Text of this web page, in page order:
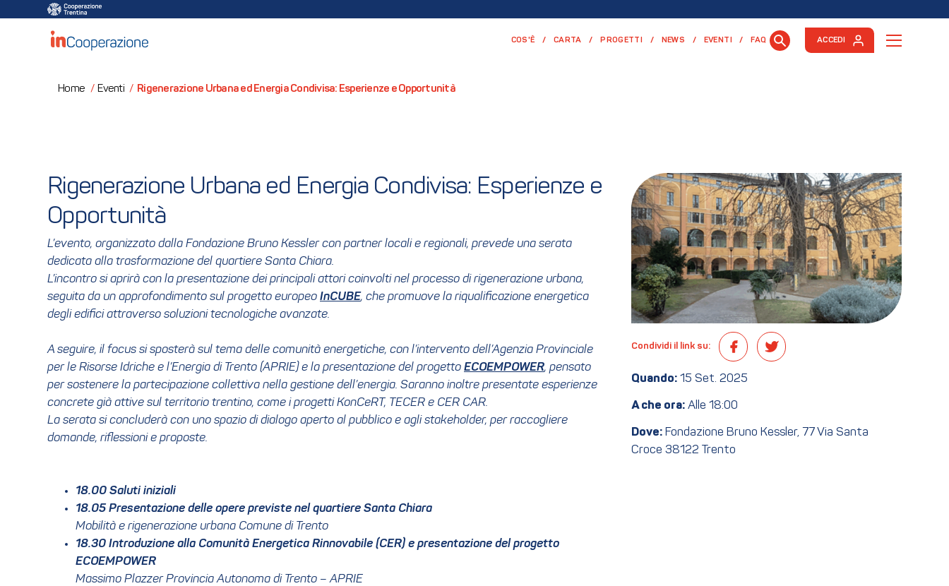
COS'È CARTA PROGETTI NEWS EVENTI FAQ ACCEDI
Home / Eventi / Rigenerazione Urbana ed Energia Condivisa: Esperienze e Opportunità
Rigenerazione Urbana ed Energia Condivisa: Esperienze e
Opportunità
L’evento, organizzato dalla Fondazione Bruno Kessler con partner locali e regionali, prevede una serata
dedicata alla trasformazione del quartiere Santa Chiara.
L’incontro si aprirà con la presentazione dei principali attori coinvolti nel processo di rigenerazione urbana,
seguita da un approfondimento sul progetto europeo InCUBE, che promuove la riqualificazione energetica
degli edifici attraverso soluzioni tecnologiche avanzate.
A seguire, il focus si sposterà sul tema delle comunità energetiche, con l’intervento dell’Agenzia Provinciale
per le Risorse Idriche e l’Energia di Trento (APRIE) e la presentazione del progetto ECOEMPOWER, pensato
per sostenere la partecipazione collettiva nella gestione dell’energia. Saranno inoltre presentate esperienze
concrete già attive sul territorio trentino, come i progetti KonCeRT, TECER e CER CAR.
La serata si concluderà con uno spazio di dialogo aperto al pubblico e agli stakeholder, per raccogliere
domande, riflessioni e proposte.
18.00 Saluti iniziali
18.05 Presentazione delle opere previste nel quartiere Santa Chiara
Mobilità e rigenerazione urbana Comune di Trento
18.30 Introduzione alla Comunità Energetica Rinnovabile (CER) e presentazione del progetto
ECOEMPOWER
Massimo Plazzer Provincia Autonoma di Trento – APRIE
Condividi il link su:
Quando:15 Set. 2025
A che ora:Alle 18:00
Dove:Fondazione Bruno Kessler, 77 Via Santa
Croce 38122 Trento